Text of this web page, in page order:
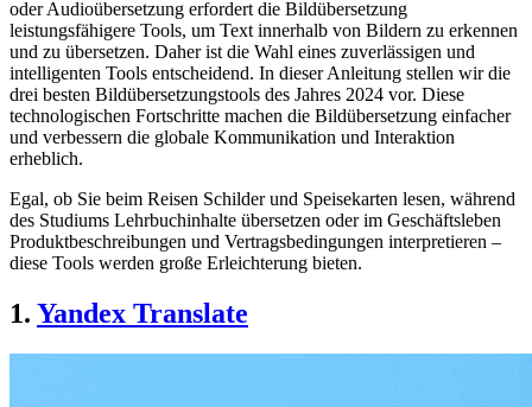
oder Audioübersetzung erfordert die Bildübersetzung
leistungsfähigere Tools, um Text innerhalb von Bildern zu erkennen
und zu übersetzen. Daher ist die Wahl eines zuverlässigen und
intelligenten Tools entscheidend. In dieser Anleitung stellen wir die
drei besten Bildübersetzungstools des Jahres 2024 vor. Diese
technologischen Fortschritte machen die Bildübersetzung einfacher
und verbessern die globale Kommunikation und Interaktion
erheblich.
Egal, ob Sie beim Reisen Schilder und Speisekarten lesen, während
des Studiums Lehrbuchinhalte übersetzen oder im Geschäftsleben
Produktbeschreibungen und Vertragsbedingungen interpretieren –
diese Tools werden große Erleichterung bieten.
1. Yandex Translate